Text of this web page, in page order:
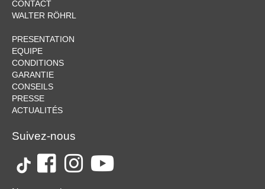
CONTACT
WALTER RÖHRL
PRESENTATION
EQUIPE
CONDITIONS
GARANTIE
CONSEILS
PRESSE
ACTUALITÉS
Suivez-nous